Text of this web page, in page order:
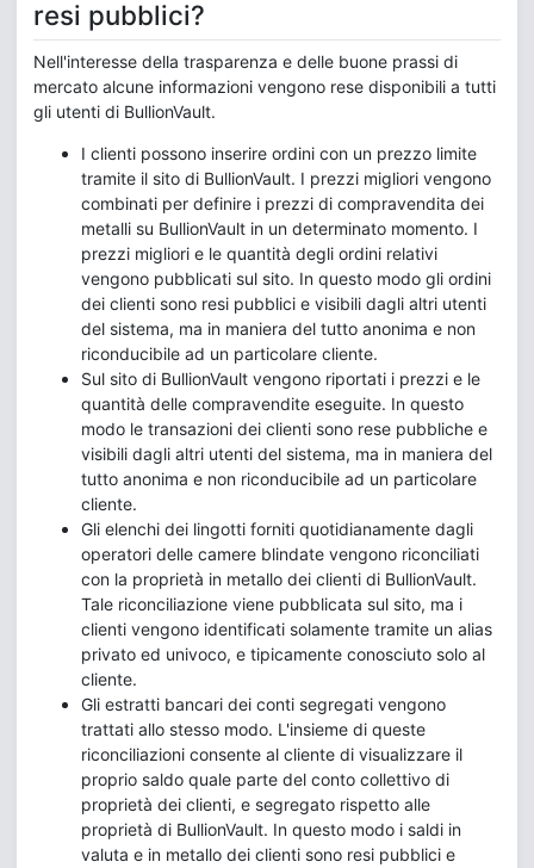
resi pubblici?
Nell'interesse della trasparenza e delle buone prassi di
mercato alcune informazioni vengono rese disponibili a tutti
gli utenti di BullionVault.
I clienti possono inserire ordini con un prezzo limite
tramite il sito di BullionVault. I prezzi migliori vengono
combinati per definire i prezzi di compravendita dei
metalli su BullionVault in un determinato momento. I
prezzi migliori e le quantità degli ordini relativi
vengono pubblicati sul sito. In questo modo gli ordini
dei clienti sono resi pubblici e visibili dagli altri utenti
del sistema, ma in maniera del tutto anonima e non
riconducibile ad un particolare cliente.
Sul sito di BullionVault vengono riportati i prezzi e le
quantità delle compravendite eseguite. In questo
modo le transazioni dei clienti sono rese pubbliche e
visibili dagli altri utenti del sistema, ma in maniera del
tutto anonima e non riconducibile ad un particolare
cliente.
Gli elenchi dei lingotti forniti quotidianamente dagli
operatori delle camere blindate vengono riconciliati
con la proprietà in metallo dei clienti di BullionVault.
Tale riconciliazione viene pubblicata sul sito, ma i
clienti vengono identificati solamente tramite un alias
privato ed univoco, e tipicamente conosciuto solo al
cliente.
Gli estratti bancari dei conti segregati vengono
trattati allo stesso modo. L'insieme di queste
riconciliazioni consente al cliente di visualizzare il
proprio saldo quale parte del conto collettivo di
proprietà dei clienti, e segregato rispetto alle
proprietà di BullionVault. In questo modo i saldi in
valuta e in metallo dei clienti sono resi pubblici e